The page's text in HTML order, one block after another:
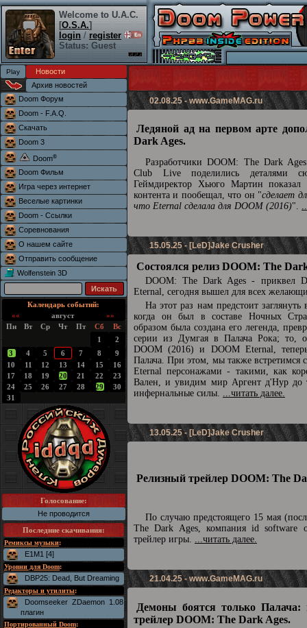
Welcome to U.A.C.
[O.S.A.]
login / register
Status: Guest
Новости
Архив новостей
Doom Форум
Doom - F.A.Q.
Скачать
Doom 3
Doom®
Doom Фильм
Игра через интернет
Веселые картинки
Doom - Ссылки
Соревнования
О нашем сайте
Отправить сообщение
Wolfenstein 3D
Календарь событий:
««
август
»»
Пн
Вт Ср Чт Пт Сб
Вс
1
2
3
4 5 6 7 8
9
10
11 12 13 14 15
16
17
18 19 20 21 22
23
24
25 26 27 28 29
30
31
Голосование:
Не проводится
Последние скачивания:
Ремиксы музыки:
E1M1 [4]
Уровни для Doom:
DBP25: Dead, But Dreaming
Редакторы и утилиты:
Doomseeker ZDaemon 1.08
плагин
Портированный Doom:
02.08.25 -www.GameMAG.ru
Ледяной ад на первом арте
Dark Ages.
Разработчики DOOM: The Dark
Club Live поделились деталями
Геймдиректор Хьюго Мартин показал
контента и пообещал, что он "сделает
что Eternal сделала для DOOM (2016)".
15.05.25 - [LeD]Jake Crusher
Состоялся релиз DOOM: The
DOOM: The Dark Ages - приквел
Eternal, сегодня вышел для всех
На этот раз нам предстоит
когда он был в составе Ночных
образом была создана его легенда,
серии из Думгая в Палача Рока; то, о
DOOM (2016) и DOOM Eternal,
Палача. При этом, мы также встретимся
Eternal персонажами - такими, как
Вален, и увидим мир Аргент д'Нур до
инфернальные силы. ...читать далее.
13.05.25 - [LeD]Jake Crusher
Релизный трейлер DOOM: The
По случаю предстоящего 15 мая
The Dark Ages, компания id software
трейлер игры. ...читать далее.
21.04.25 -www.GameMAG.ru
Демоны боятся только Палача:
трейлер DOOM: The Dark Ages.